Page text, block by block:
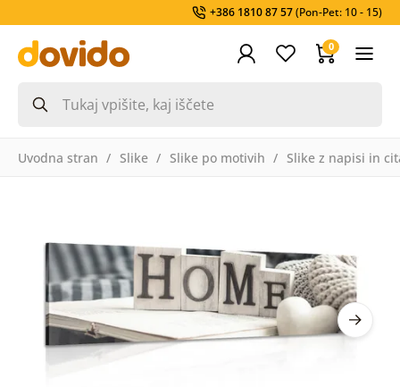
+386 1810 87 57(Pon-Pet: 10 - 15)
0
Uvodna stran Slike Slike po motivih Slike z napisi in